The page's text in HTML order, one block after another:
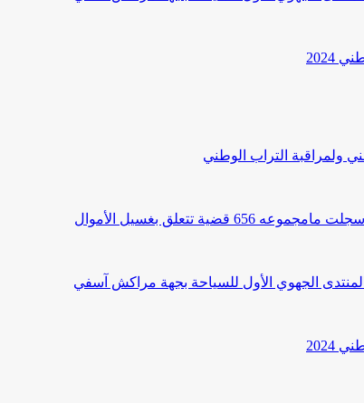
ولمراقبة التراب الوطني
الجهوي الأول للسياحة بجهة مراكش آسفي